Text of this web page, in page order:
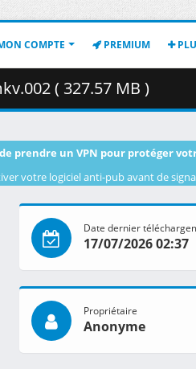
COMPTE PREMIUM
( 327.57 MB )
prendre un VPN pour protéger
votre logiciel anti-pub avant de
Date dernier
17/07/2026 02:37
Propriétaire
Anonyme